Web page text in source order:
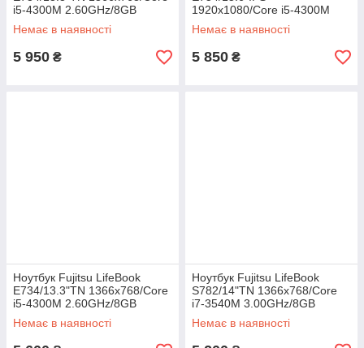
i5-4300M 2.60GHz/8GB
DDR3/SSD 180GB/Intel HD
Graphics Камера Б/В
Немає в наявності
5 950 ₴
1920x1080/Core i5-4300M
2.60GHz/8GB DDR3/HDD
320GB/Intel HD Graphics Б/В
Немає в наявності
5 850 ₴
Ноутбук Fujitsu LifeBook
E734/13.3"TN 1366x768/Core
i5-4300M 2.60GHz/8GB
DDR3/HDD 500GB/Intel HD
Graphics Камера Б/В
Немає в наявності
Ноутбук Fujitsu LifeBook
S782/14"TN 1366x768/Core
i7-3540M 3.00GHz/8GB
DDR3/HDD 500GB/Intel HD
Graphics Камера Б/В
Немає в наявності